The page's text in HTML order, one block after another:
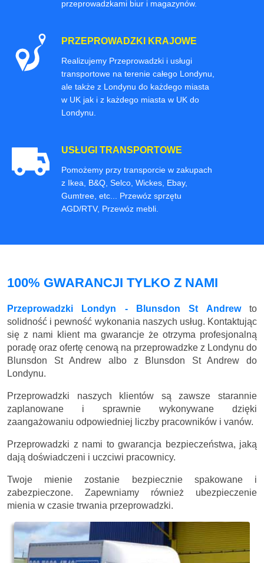
przeprowadzkami biur i magazynów.
PRZEPROWADZKI KRAJOWE
Realizujemy Przeprowadzki i usługi
transportowe na terenie całego Londynu,
ale także z Londynu do każdego miasta
w UK jak i z każdego miasta w UK do
Londynu.
USŁUGI TRANSPORTOWE
Pomożemy przy transporcie w zakupach
z Ikea, B&Q, Selco, Wickes, Ebay,
Gumtree, etc... Przewóz sprzętu
AGD/RTV, Przewóz mebli.
100% GWARANCJI TYLKO Z NAMI
Przeprowadzki Londyn - Blunsdon St Andrewto
solidność i pewność wykonania naszych usług. Kontaktując
się z nami klient ma gwarancje że otrzyma profesjonalną
poradę oraz ofertę cenową na przeprowadzke z Londynu do
Blunsdon St Andrew albo z Blunsdon St Andrew do
Londynu.
Przeprowadzki naszych klientów są zawsze starannie
zaplanowane i sprawnie wykonywane dzięki
zaangażowaniu odpowiedniej liczby pracowników i vanów.
Przeprowadzki z nami to gwarancja bezpieczeństwa, jaką
dają doświadczeni i uczciwi pracownicy.
Twoje mienie zostanie bezpiecznie spakowane i
zabezpieczone. Zapewniamy również ubezpieczenie
mienia w czasie trwania przeprowadzki.